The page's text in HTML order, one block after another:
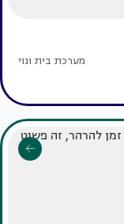
מערכת בית ונוי